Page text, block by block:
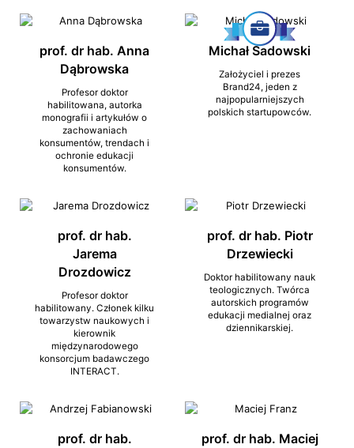
prof. dr hab. Anna
Dąbrowska
Profesor doktor
habilitowana, autorka
monografii i artykułów o
zachowaniach
konsumentów, trendach i
ochronie edukacji
konsumentów.
Michał Sadowski
Założyciel i prezes
Brand24, jeden z
najpopularniejszych
polskich startupowców.
prof. dr hab.
Jarema
Drozdowicz
Profesor doktor
habilitowany. Członek kilku
towarzystw naukowych i
kierownik
międzynarodowego
konsorcjum badawczego
INTERACT.
prof. dr hab. Piotr
Drzewiecki
Doktor habilitowany nauk
teologicznych. Twórca
autorskich programów
edukacji medialnej oraz
dziennikarskiej.
prof. dr hab.
prof. dr hab. Maciej